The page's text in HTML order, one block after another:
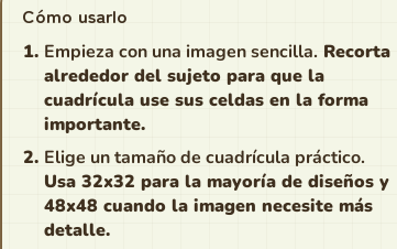
Cómo usarlo
Empieza con una imagen sencilla. Recorta
alrededor del sujeto para que la
cuadrícula use sus celdas en la forma
importante.
Elige un tamaño de cuadrícula práctico.
Usa 32x32 para la mayoría de diseños y
48x48 cuando la imagen necesite más
detalle.